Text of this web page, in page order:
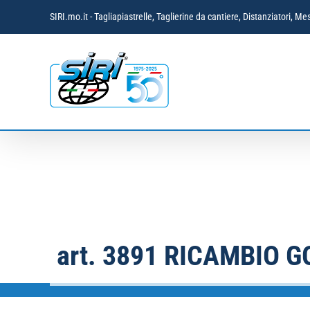
contenuto
SIRI.mo.it - Tagliapiastrelle, Taglierine da cantiere, Distanziatori,
art. 3891 RICAMBIO